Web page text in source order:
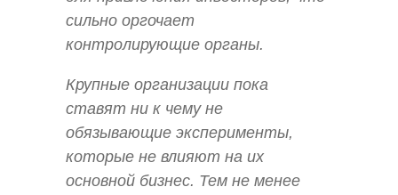
сильно оргочает
контролирующие органы.
Крупные организации пока
ставят ни к чему не
обязывающие эксперименты,
которые не влияют на их
основной бизнес. Тем не менее